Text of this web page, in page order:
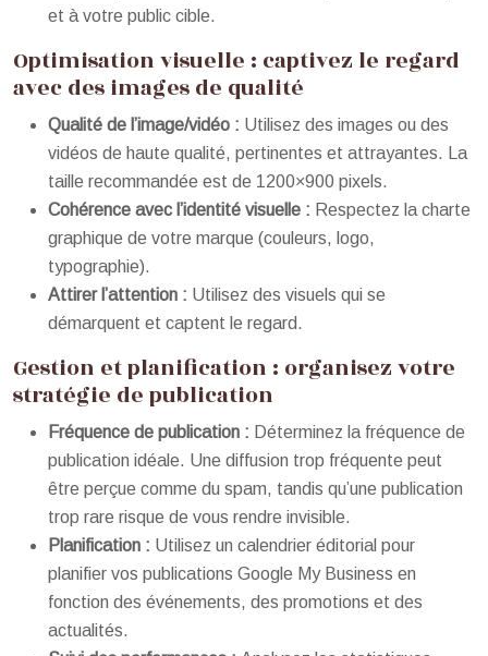
et à votre public cible.
Optimisation visuelle : captivez le regard
avec des images de qualité
Qualité de l’image/vidéo : Utilisez des images ou des
vidéos de haute qualité, pertinentes et attrayantes. La
taille recommandée est de 1200×900 pixels.
Cohérence avec l’identité visuelle : Respectez la charte
graphique de votre marque (couleurs, logo,
typographie).
Attirer l’attention : Utilisez des visuels qui se
démarquent et captent le regard.
Gestion et planification : organisez votre
stratégie de publication
Fréquence de publication : Déterminez la fréquence de
publication idéale. Une diffusion trop fréquente peut
être perçue comme du spam, tandis qu’une publication
trop rare risque de vous rendre invisible.
Planification : Utilisez un calendrier éditorial pour
planifier vos publications Google My Business en
fonction des événements, des promotions et des
actualités.